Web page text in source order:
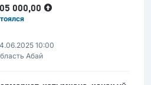
000,00
10:00
Абай